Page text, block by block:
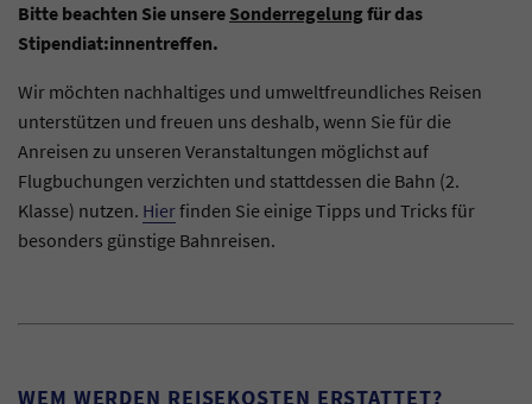
Bitte beachten Sie unsere Sonderregelung für das
Stipendiat:innentreffen.
Wir möchten nachhaltiges und umweltfreundliches Reisen
unterstützen und freuen uns deshalb, wenn Sie für die
Anreisen zu unseren Veranstaltungen möglichst auf
Flugbuchungen verzichten und stattdessen die Bahn (2.
Klasse) nutzen. Hierfinden Sie einige Tipps und Tricks für
besonders günstige Bahnreisen.
WEM WERDEN REISEKOSTEN ERSTATTET?